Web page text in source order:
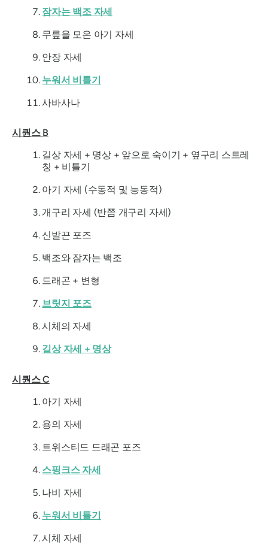
잠자는 백조 자세
무릎을 모은 아기 자세
안장 자세
누워서 비틀기
사바사나
시퀀스 B
길상 자세 + 명상 + 앞으로 숙이기 + 옆구리 스트레
칭 + 비틀기
아기 자세 (수동적 및 능동적)
개구리 자세 (반쯤 개구리 자세)
신발끈 포즈
백조와 잠자는 백조
드래곤 + 변형
브릿지 포즈
시체의 자세
길상 자세 + 명상
시퀀스 C
아기 자세
용의 자세
트위스티드 드래곤 포즈
스핑크스 자세
나비 자세
누워서 비틀기
시체 자세